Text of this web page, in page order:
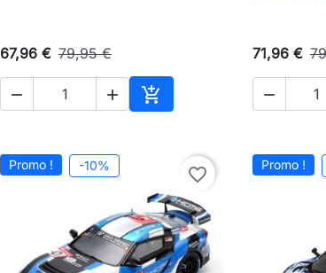
67,96 € 79,95 €
  
Ajouter au panier
71,96 €

Promo ! -10% favorite_border Promo !